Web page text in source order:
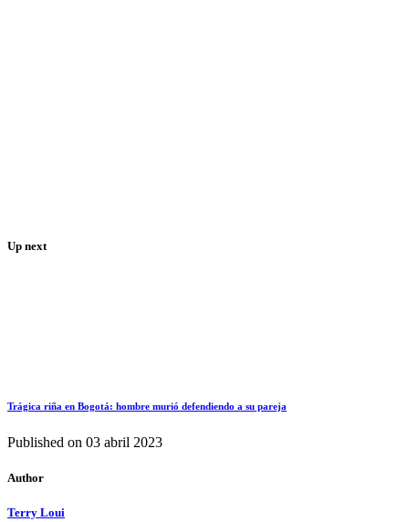
Up next
Trágica riña en Bogotá: hombre murió defendiendo a su pareja
Published on 03 abril 2023
Author
Terry Loui